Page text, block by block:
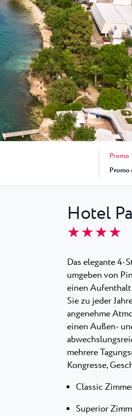
Garden Suites Umag Plava Laguna
Residence Umag Plava Laguna
Hotel Aurora Plava Laguna
Hotel Sipar Plava Laguna
Alle Hotels in Umag
Promo
Hotel
★ ★ ★ ★
Das elegante 4-
umgeben von
einen
Sie zu jeder
angenehme
einen Außen-
mehrere
Kongresse,
Classic
Superior